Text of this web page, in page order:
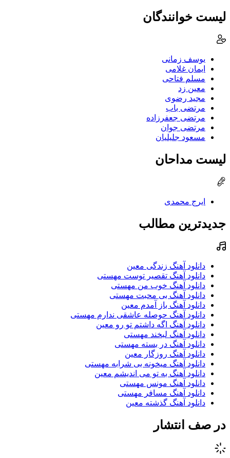
لیست خوانندگان
یوسف زمانی
ایمان غلامی
مسلم فتاحی
معین زد
مجید رضوی
مرتضی باب
مرتضی جعفرزاده
مرتضی جوان
مسعود جلیلیان
لیست مداحان
ایرج محمدی
جدیدترین مطالب
دانلود آهنگ زندگی معین
دانلود آهنگ تقصیر توست مهستی
دانلود آهنگ خوب من مهستی
دانلود آهنگ بی محبت مهستی
دانلود آهنگ باز آمدم معین
دانلود آهنگ حوصله عاشقی ندارم مهستی
دانلود آهنگ اگه داشتم تو رو معین
دانلود آهنگ لبخند مهستی
دانلود آهنگ در بسته مهستی
دانلود آهنگ روزگار معین
دانلود آهنگ میخونه بی شرابه مهستی
دانلود آهنگ به تو می اندیشم معین
دانلود آهنگ مونس مهستی
دانلود آهنگ مسافر مهستی
دانلود آهنگ گذشته معین
در صف انتشار